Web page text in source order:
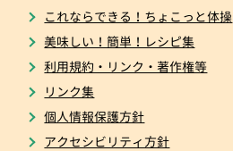
これならできる！ちょこっと体操
美味しい！簡単！レシピ集
利用規約・リンク・著作権等
リンク集
個人情報保護方針
アクセシビリティ方針